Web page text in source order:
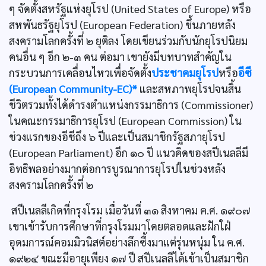
ๆ จัดตั้งสหรัฐแห่งยุโรป (United States of Europe) หรือ
สหพันธรัฐยุโรป (European Federation) ขึ้นภายหลัง
สงครามโลกครั้งที่ ๒ ยุติลง โดยเขียนร่วมกับนักยุโรปนิยม
คนอื่น ๆ อีก ๒-๓ คน ต่อมา เขายังมีบทบาทสำคัญใน
กระบวนการเคลื่อนไหวเพื่อจัดตั้งประชาคมยุโรปหรืออีซี
(European Community-EC)* และสหภาพยุโรปจนสิ้น
ชีวิตรวมทั้งได้ดำรงตำแหน่งกรรมาธิการ (Commissioner)
ในคณะกรรมาธิการยุโรป (European Commission) ใน
ช่วงแรกของอีชีถึง ๖ ปีและเป็นสมาชิกรัฐสภายุโรป
(European Parliament) อีก ๑๐ ปี แนวคิดของสปีเนลลีมี
อิทธิพลอย่างมากต่อการบูรณาการยุโรปในช่วงหลัง
สงครามโลกครั้งที่ ๒
สปีเนลลีเกิดที่กรุงโรม เมื่อวันที่ ๓๑ สิงหาคม ค.ศ. ๑๙๐๗
เขาเข้ารับการศึกษาที่กรุงโรมมาโดยตลอดและฝักใฝ่
อุดมการณ์คอมมิวนิสต์อย่างลึกซึ้งมาแต่รุ่นหนุ่ม ใน ค.ศ.
๑๙๒๔ ขณะมีอายุเพียง ๑๗ ปี สปีเนลลีได้เข้าเป็นสมาชิก